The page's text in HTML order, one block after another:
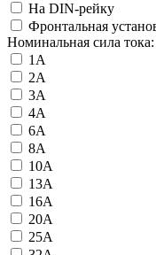
На DIN-рейку
Фронтальная
Номинальная сила тока:
1А
2А
3А
4А
6А
8А
10А
13А
16А
20А
25А